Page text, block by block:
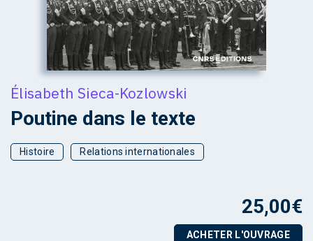
Élisabeth Sieca-Kozlowski
Poutine dans le texte
Histoire Relations internationales
25,00€
ACHETER L'OUVRAGE